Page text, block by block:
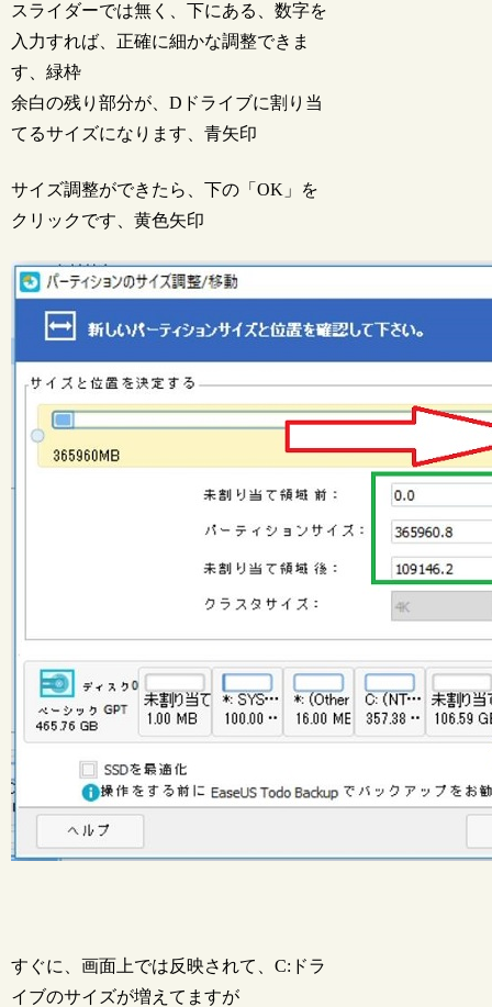
スライダーでは無く、下にある、数字を
入力すれば、正確に細かな調整できま
す、緑枠
余白の残り部分が、Dドライブに割り当
てるサイズになります、青矢印
サイズ調整ができたら、下の「OK」を
クリックです、黄色矢印
すぐに、画面上では反映されて、C:ドラ
イブのサイズが増えてますが